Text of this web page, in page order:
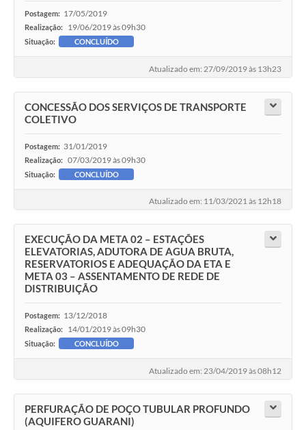
Postagem: 17/05/2019
Realização: 19/06/2019 às 09h30
Situação: CONCLUÍDO
Atualizado em: 27/09/2019 às 13h23
CONCESSÃO DOS SERVIÇOS DE TRANSPORTE
COLETIVO
Postagem: 31/01/2019
Realização: 07/03/2019 às 09h30
Situação: CONCLUÍDO
Atualizado em: 11/03/2021 às 12h18
EXECUÇÃO DA META 02 – ESTAÇÕES
ELEVATORIAS, ADUTORA DE AGUA BRUTA,
RESERVATORIOS E ADEQUAÇÃO DA ETA E
META 03 – ASSENTAMENTO DE REDE DE
DISTRIBUIÇÃO
Postagem: 13/12/2018
Realização: 14/01/2019 às 09h30
Situação: CONCLUÍDO
Atualizado em: 23/04/2019 às 08h12
PERFURAÇÃO DE POÇO TUBULAR PROFUNDO
(AQUIFERO GUARANI)